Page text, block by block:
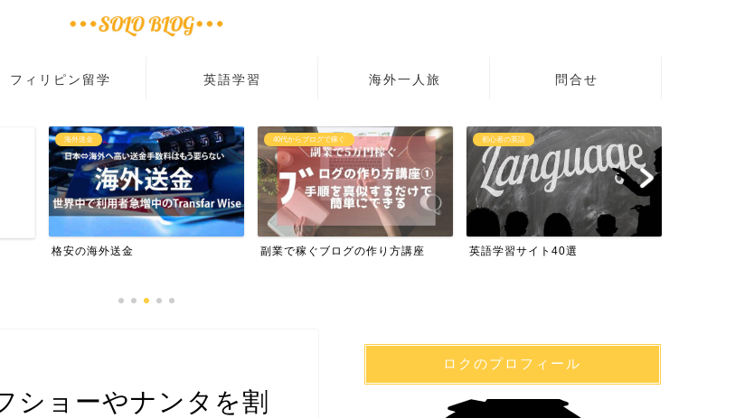
フィリピン留学 英語学習 海外一人旅 問合せ
海外送金
格安の海外送金
40代からブログで稼ぐ
副業で稼ぐブログの作り方講座
初心者の英語
英語学習サイト40選
ショーやナンタを割
ロクのプロフィール